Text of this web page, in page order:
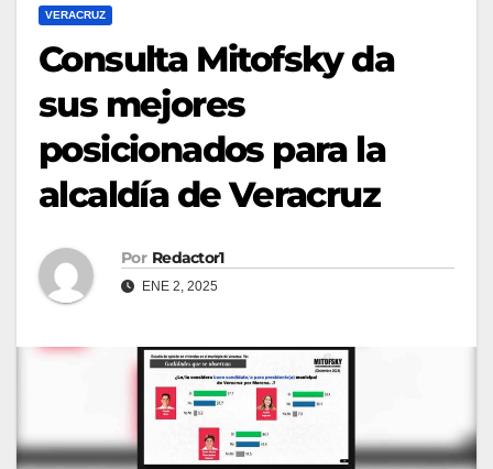
VERACRUZ
Consulta Mitofsky da
sus mejores
posicionados para la
alcaldía de Veracruz
Por Redactor1
ENE 2, 2025